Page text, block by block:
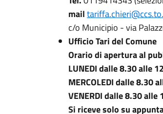
mail
c/o Municipio - via
Ufficio Tari del Comune
Orario di apertura al
LUNEDI dalle 8.30 alle
MERCOLEDI dalle 8.30
VENERDI dalle 8.30 alle
Si riceve solo su